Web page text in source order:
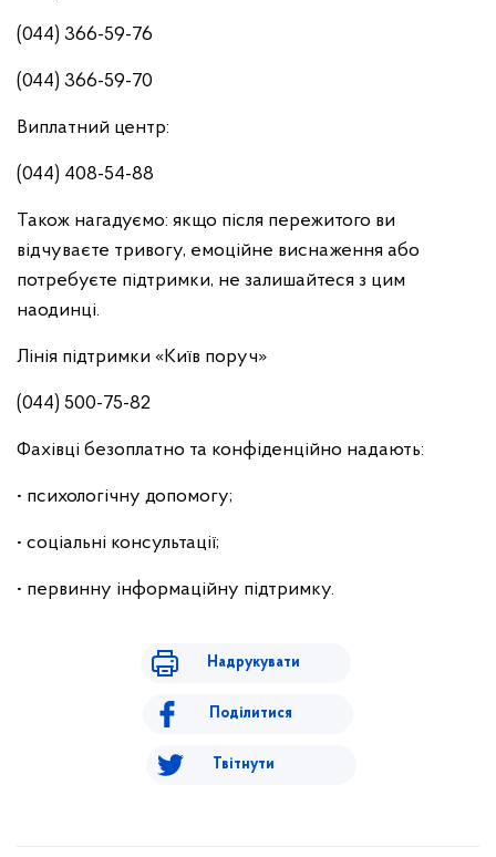
(044) 366-59-76
(044) 366-59-70
Виплатний центр:
(044) 408-54-88
Також нагадуємо: якщо після пережитого ви
відчуваєте тривогу, емоційне виснаження або
потребуєте підтримки, не залишайтеся з цим
наодинці.
Лінія підтримки «Київ поруч»
(044) 500-75-82
Фахівці безоплатно та конфіденційно надають:
• психологічну допомогу;
• соціальні консультації;
• первинну інформаційну підтримку.
Надрукувати
Поділитися
Твітнути